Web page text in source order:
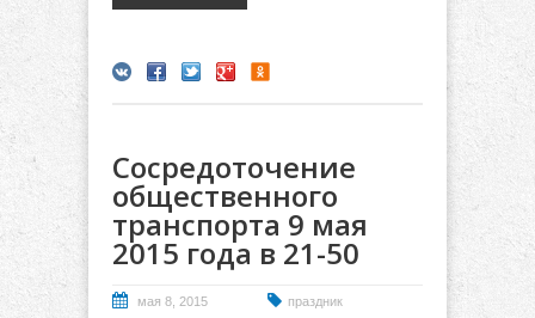
Сосредоточение
общественного
транспорта 9 мая
2015 года в 21-50
мая 8, 2015
праздник